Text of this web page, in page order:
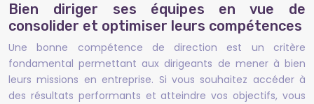
Bien diriger ses équipes en vue de
consolider et optimiser leurs compétences
Une bonne compétence de direction est un critère
fondamental permettant aux dirigeants de mener à bien
leurs missions en entreprise. Si vous souhaitez accéder à
des résultats performants et atteindre vos objectifs, vous